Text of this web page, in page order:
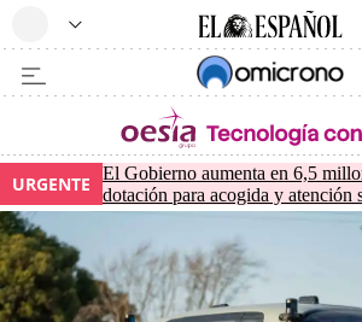
URGENTE
El Gobierno aumenta en 6,5
dotación para acogida y atención